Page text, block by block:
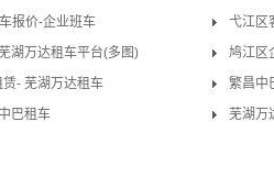
报价-企业班车
弋江区
湖万达租车平台(多图)
鸠江区
- 芜湖万达租车
繁昌中
巴租车
芜湖万